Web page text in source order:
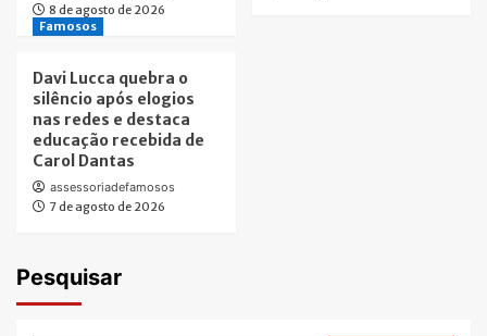
8 de agosto de 2026
Famosos
Davi Lucca quebra o
silêncio após elogios
nas redes e destaca
educação recebida de
Carol Dantas
assessoriadefamosos
7 de agosto de 2026
Pesquisar